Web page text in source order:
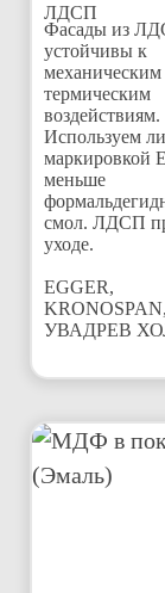
ЛДСП
Фасады из
устойчивы к
механическим
термическим
воздействиям.
Используем
маркировкой
меньше
смол. ЛДСП
уходе.
EGGER,
KRONOSPAN,
УВАДРЕВ